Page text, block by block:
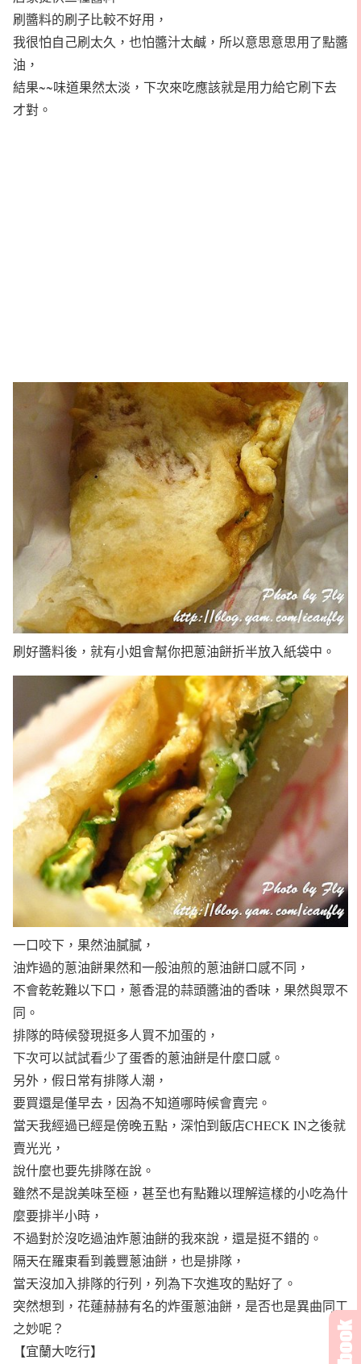
刷醬料的刷子比較不好用，
我很怕自己刷太久，也怕醬汁太鹹，所以意思意思用了點醬
油，
結果~~味道果然太淡，下次來吃應該就是用力給它刷下去
才對。
刷好醬料後，就有小姐會幫你把蔥油餅折半放入紙袋中。
一口咬下，果然油膩膩，
油炸過的蔥油餅果然和一般油煎的蔥油餅口感不同，
不會乾乾難以下口，蔥香混的蒜頭醬油的香味，果然與眾不
同。
排隊的時候發現挺多人買不加蛋的，
下次可以試試看少了蛋香的蔥油餅是什麼口感。
另外，假日常有排隊人潮，
要買還是僅早去，因為不知道哪時候會賣完。
當天我經過已經是傍晚五點，深怕到飯店CHECK IN之後就
賣光光，
說什麼也要先排隊在說。
雖然不是說美味至極，甚至也有點難以理解這樣的小吃為什
麼要排半小時，
不過對於沒吃過油炸蔥油餅的我來說，還是挺不錯的。
隔天在羅東看到義豐蔥油餅，也是排隊，
當天沒加入排隊的行列，列為下次進攻的點好了。
突然想到，花蓮赫赫有名的炸蛋蔥油餅，是否也是異曲同工
之妙呢？
【宜蘭大吃行】